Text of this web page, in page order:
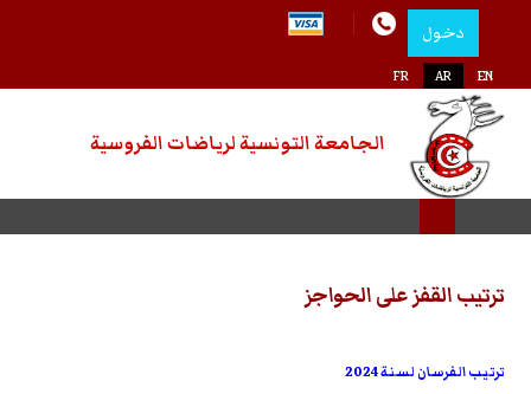
دخول
اختر لغتك
FR AR EN
الجامعة التونسية لرياضات الفروسية
ترتيب القفز على الحواجز
ترتيب الفرسان لسنة 2024